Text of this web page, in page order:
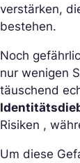
verstärken,
bestehen.
Noch
nur wenigen
täuschend
Risiken ,
Um diese